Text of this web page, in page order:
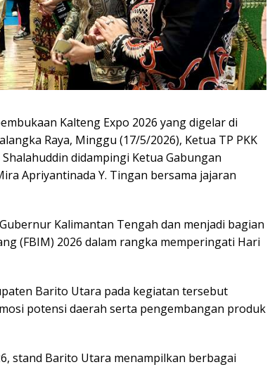
Kalteng Expo 2026 yang digelar di
Raya, Minggu (17/5/2026), Ketua TP PKK
didampingi Ketua Gabungan
Apriyantinada Y. Tingan bersama jajaran
Kalimantan Tengah dan menjadi bagian
(FBIM) 2026 dalam rangka memperingati Hari
Barito Utara pada kegiatan tersebut
potensi daerah serta pengembangan produk
stand Barito Utara menampilkan berbagai